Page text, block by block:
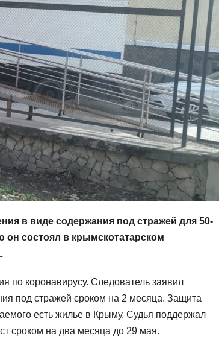
в виде содержания под стражей для 50-
он состоял в крымскотатарском
по коронавирусу. Следователь заявил
под стражей сроком на 2 месяца. Защита
есть жилье в Крыму. Судья поддержал
сроком на два месяца до 29 мая.